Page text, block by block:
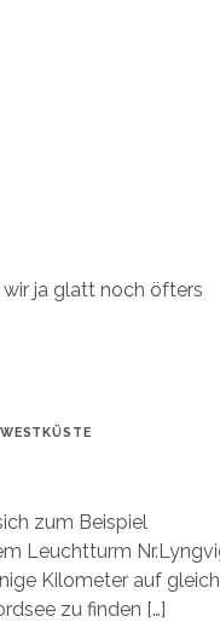
ja glatt noch öfters
zum Beispiel
Leuchtturm
Kilometer auf
zu finden […]